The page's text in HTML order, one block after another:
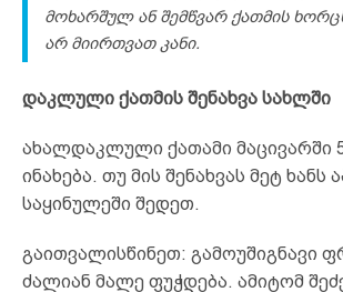
მოხარშულ ან შემწვარ ქათმის
არ მიირთვათ კანი.
დაკლული ქათმის შენახვა სახლში
ახალდაკლული ქათამი მაცივარში
ინახება. თუ მის შენახვას მეტ ხანს
საყინულეში შედეთ.
გაითვალისწინეთ: გამოუშიგნავი
ძალიან მალე ფუჭდება. ამიტომ